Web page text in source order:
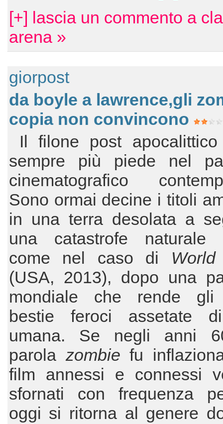
[+] lascia un commento a
arena »
giorpost
da boyle a lawrence,gli
copia non convincono
Il filone post apocalittico
sempre più piede nel
cinematografico
Sono ormai decine i titoli
in una terra desolata a
una catastrofe naturale
come nel caso di
(USA, 2013), dopo una
mondiale che rende gli
bestie feroci assetate
umana. Se negli anni
parola zombie fu
film annessi e connessi
sfornati con frequenza
oggi si ritorna al genere